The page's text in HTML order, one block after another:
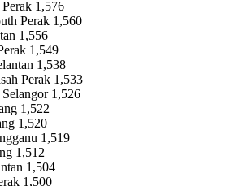
1,576
Perak 1,560
1,556
1,549
1,538
Perak 1,533
1,526
1,522
1,520
1,519
1,512
1,504
1,500